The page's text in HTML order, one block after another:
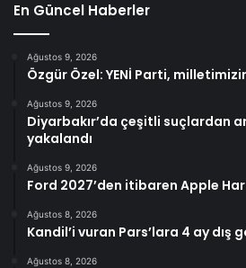
En Güncel Haberler
Ağustos 9, 2026
Özgür Özel: YENİ Parti,
Ağustos 9, 2026
Diyarbakır’da çeşitli suçlardan
yakalandı
Ağustos 9, 2026
Ford 2027’den itibaren Apple
Ağustos 8, 2026
Kandil’i vuran Pars’lara 4 ay dış
Ağustos 8, 2026